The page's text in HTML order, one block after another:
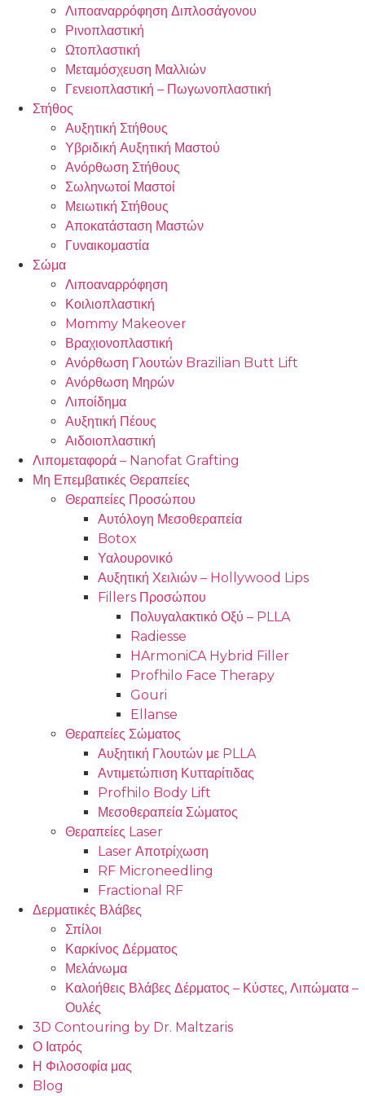
Λιποαναρρόφηση Διπλοσάγονου
Ρινοπλαστική
Ωτοπλαστική
Μεταμόσχευση Μαλλιών
Γενειοπλαστική – Πωγωνοπλαστική
Στήθος
Αυξητική Στήθους
Υβριδική Αυξητική Μαστού
Ανόρθωση Στήθους
Σωληνωτοί Μαστοί
Μειωτική Στήθους
Αποκατάσταση Μαστών
Γυναικομαστία
Σώμα
Λιποαναρρόφηση
Κοιλιοπλαστική
Mοmmy Makeover
Βραχιονοπλαστική
Ανόρθωση Γλουτών Brazilian Butt Lift
Ανόρθωση Μηρών
Λιποίδημα
Αυξητική Πέους
Αιδοιοπλαστική
Λιπομεταφορά – Nanofat Grafting
Μη Επεμβατικές Θεραπείες
Θεραπείες Προσώπου
Αυτόλογη Μεσοθεραπεία
Botox
Υαλουρονικό
Αυξητική Χειλιών – Hollywood Lips
Fillers Προσώπου
Πολυγαλακτικό Οξύ – PLLA
Radiesse
HArmoniCA Hybrid Filler
Profhilo Face Therapy
Gouri
Ellanse
Θεραπείες Σώματος
Αυξητική Γλουτών με PLLA
Αντιμετώπιση Κυτταρίτιδας
Profhilo Body Lift
Μεσοθεραπεία Σώματος
Θεραπείες Laser
Laser Αποτρίχωση
RF Microneedling
Fractional RF
Δερματικές Βλάβες
Σπίλοι
Καρκίνος Δέρματος
Μελάνωμα
Καλοήθεις Βλάβες Δέρματος – Κύστες, Λιπώματα –
Ουλές
3D Contouring by Dr. Maltzaris
Ο Ιατρός
Η Φιλοσοφία μας
Blog